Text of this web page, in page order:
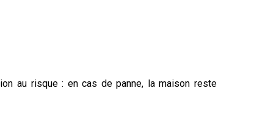
au risque : en cas de panne, la maison reste